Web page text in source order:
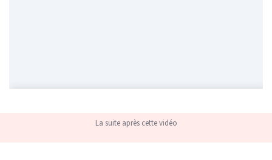
La suite après cette vidéo